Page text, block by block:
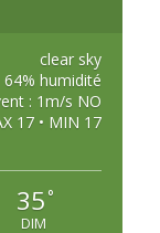
clear sky
64% humidité
: 1m/s NO
17 • MIN 17
35 °
DIM